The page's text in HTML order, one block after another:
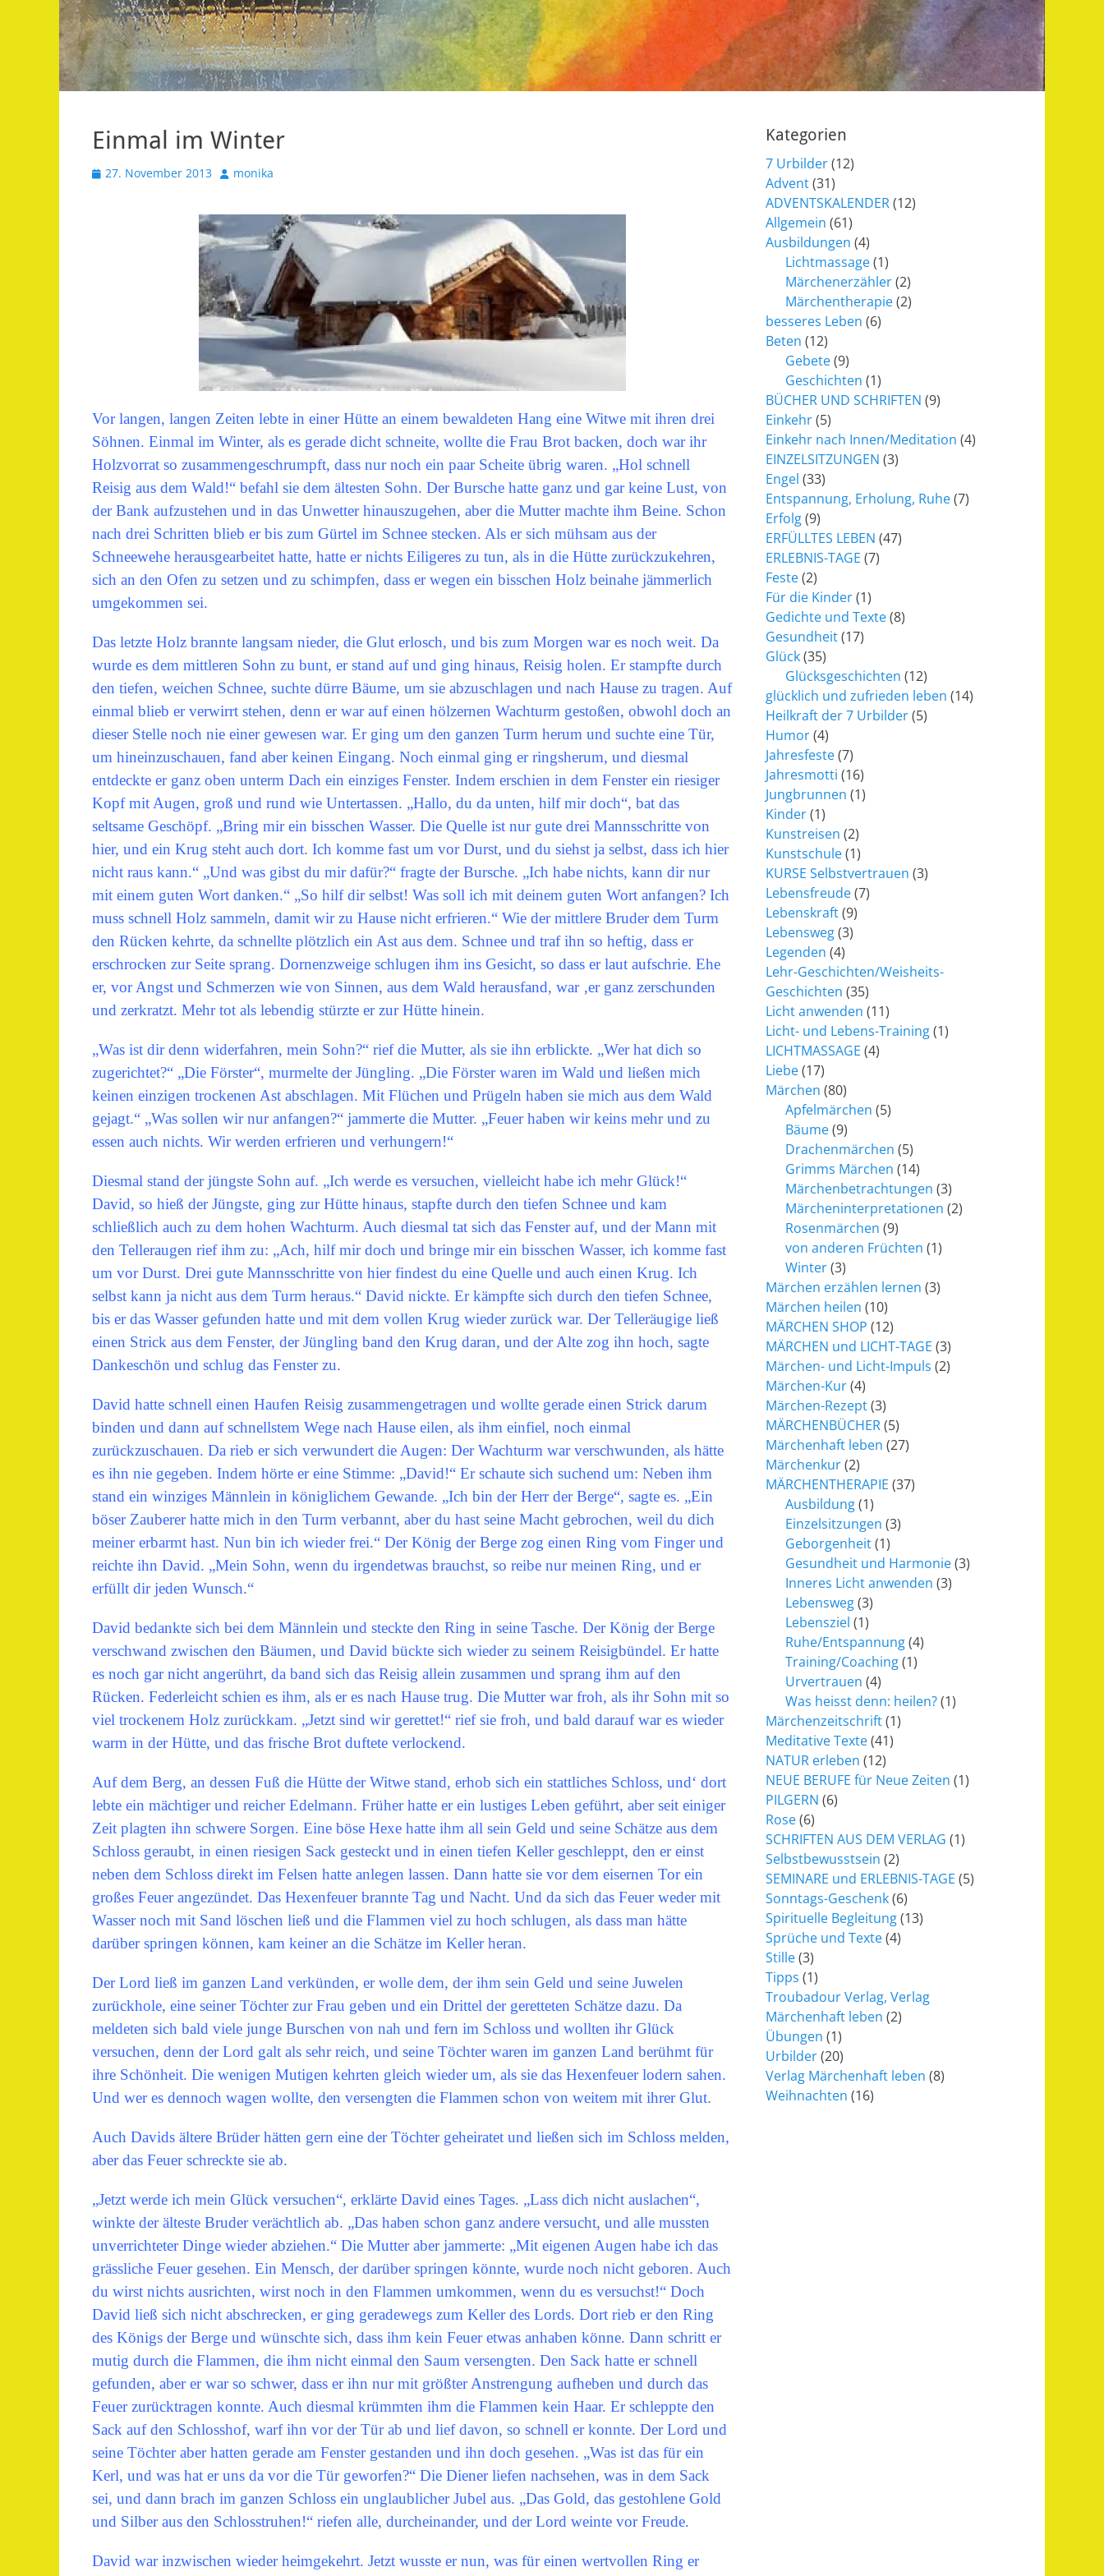
Einmal im Winter
Veröffentlicht
27. November 2013 Autormonika
Vor langen, langen Zeiten lebte in einer Hütte an einem bewaldeten Hang eine Witwe mit ihren drei
Söhnen. Einmal im Winter, als es gerade dicht schneite, wollte die Frau Brot backen, doch war ihr
Holzvorrat so zusammengeschrumpft, dass nur noch ein paar Scheite übrig waren. „Hol schnell
Reisig aus dem Wald!“ befahl sie dem ältesten Sohn. Der Bursche hatte ganz und gar keine Lust, von
der Bank aufzustehen und in das Unwetter hinauszugehen, aber die Mutter machte ihm Beine. Schon
nach drei Schritten blieb er bis zum Gürtel im Schnee stecken. Als er sich mühsam aus der
Schneewehe herausgearbeitet hatte, hatte er nichts Eiligeres zu tun, als in die Hütte zurückzukehren,
sich an den Ofen zu setzen und zu schimpfen, dass er wegen ein bisschen Holz beinahe jämmerlich
umgekommen sei.
Das letzte Holz brannte langsam nieder, die Glut erlosch, und bis zum Morgen war es noch weit. Da
wurde es dem mittleren Sohn zu bunt, er stand auf und ging hinaus, Reisig holen. Er stampfte durch
den tiefen, weichen Schnee, suchte dürre Bäume, um sie abzuschlagen und nach Hause zu tragen. Auf
einmal blieb er verwirrt stehen, denn er war auf einen hölzernen Wachturm gestoßen, obwohl doch an
dieser Stelle noch nie einer gewesen war. Er ging um den ganzen Turm herum und suchte eine Tür,
um hineinzuschauen, fand aber keinen Eingang. Noch einmal ging er ringsherum, und diesmal
entdeckte er ganz oben unterm Dach ein einziges Fenster. Indem erschien in dem Fenster ein riesiger
Kopf mit Augen, groß und rund wie Untertassen. „Hallo, du da unten, hilf mir doch“, bat das
seltsame Geschöpf. „Bring mir ein bisschen Wasser. Die Quelle ist nur gute drei Mannsschritte von
hier, und ein Krug steht auch dort. Ich komme fast um vor Durst, und du siehst ja selbst, dass ich hier
nicht raus kann.“ „Und was gibst du mir dafür?“ fragte der Bursche. „Ich habe nichts, kann dir nur
mit einem guten Wort danken.“ „So hilf dir selbst! Was soll ich mit deinem guten Wort anfangen? Ich
muss schnell Holz sammeln, damit wir zu Hause nicht erfrieren.“ Wie der mittlere Bruder dem Turm
den Rücken kehrte, da schnellte plötzlich ein Ast aus dem. Schnee und traf ihn so heftig, dass er
erschrocken zur Seite sprang. Dornenzweige schlugen ihm ins Gesicht, so dass er laut aufschrie. Ehe
er, vor Angst und Schmerzen wie von Sinnen, aus dem Wald herausfand, war ‚er ganz zerschunden
und zerkratzt. Mehr tot als lebendig stürzte er zur Hütte hinein.
„Was ist dir denn widerfahren, mein Sohn?“ rief die Mutter, als sie ihn erblickte. „Wer hat dich so
zugerichtet?“ „Die Förster“, murmelte der Jüngling. „Die Förster waren im Wald und ließen mich
keinen einzigen trockenen Ast abschlagen. Mit Flüchen und Prügeln haben sie mich aus dem Wald
gejagt.“ „Was sollen wir nur anfangen?“ jammerte die Mutter. „Feuer haben wir keins mehr und zu
essen auch nichts. Wir werden erfrieren und verhungern!“
Diesmal stand der jüngste Sohn auf. „Ich werde es versuchen, vielleicht habe ich mehr Glück!“
David, so hieß der Jüngste, ging zur Hütte hinaus, stapfte durch den tiefen Schnee und kam
schließlich auch zu dem hohen Wachturm. Auch diesmal tat sich das Fenster auf, und der Mann mit
den Telleraugen rief ihm zu: „Ach, hilf mir doch und bringe mir ein bisschen Wasser, ich komme fast
um vor Durst. Drei gute Mannsschritte von hier findest du eine Quelle und auch einen Krug. Ich
selbst kann ja nicht aus dem Turm heraus.“ David nickte. Er kämpfte sich durch den tiefen Schnee,
bis er das Wasser gefunden hatte und mit dem vollen Krug wieder zurück war. Der Telleräugige ließ
einen Strick aus dem Fenster, der Jüngling band den Krug daran, und der Alte zog ihn hoch, sagte
Dankeschön und schlug das Fenster zu.
David hatte schnell einen Haufen Reisig zusammengetragen und wollte gerade einen Strick darum
binden und dann auf schnellstem Wege nach Hause eilen, als ihm einfiel, noch einmal
zurückzuschauen. Da rieb er sich verwundert die Augen: Der Wachturm war verschwunden, als hätte
es ihn nie gegeben. Indem hörte er eine Stimme: „David!“ Er schaute sich suchend um: Neben ihm
stand ein winziges Männlein in königlichem Gewande. „Ich bin der Herr der Berge“, sagte es. „Ein
böser Zauberer hatte mich in den Turm verbannt, aber du hast seine Macht gebrochen, weil du dich
meiner erbarmt hast. Nun bin ich wieder frei.“ Der König der Berge zog einen Ring vom Finger und
reichte ihn David. „Mein Sohn, wenn du irgendetwas brauchst, so reibe nur meinen Ring, und er
erfüllt dir jeden Wunsch.“
David bedankte sich bei dem Männlein und steckte den Ring in seine Tasche. Der König der Berge
verschwand zwischen den Bäumen, und David bückte sich wieder zu seinem Reisigbündel. Er hatte
es noch gar nicht angerührt, da band sich das Reisig allein zusammen und sprang ihm auf den
Rücken. Federleicht schien es ihm, als er es nach Hause trug. Die Mutter war froh, als ihr Sohn mit so
viel trockenem Holz zurückkam. „Jetzt sind wir gerettet!“ rief sie froh, und bald darauf war es wieder
warm in der Hütte, und das frische Brot duftete verlockend.
Auf dem Berg, an dessen Fuß die Hütte der Witwe stand, erhob sich ein stattliches Schloss, und‘ dort
lebte ein mächtiger und reicher Edelmann. Früher hatte er ein lustiges Leben geführt, aber seit einiger
Zeit plagten ihn schwere Sorgen. Eine böse Hexe hatte ihm all sein Geld und seine Schätze aus dem
Schloss geraubt, in einen riesigen Sack gesteckt und in einen tiefen Keller geschleppt, den er einst
neben dem Schloss direkt im Felsen hatte anlegen lassen. Dann hatte sie vor dem eisernen Tor ein
großes Feuer angezündet. Das Hexenfeuer brannte Tag und Nacht. Und da sich das Feuer weder mit
Wasser noch mit Sand löschen ließ und die Flammen viel zu hoch schlugen, als dass man hätte
darüber springen können, kam keiner an die Schätze im Keller heran.
Der Lord ließ im ganzen Land verkünden, er wolle dem, der ihm sein Geld und seine Juwelen
zurückhole, eine seiner Töchter zur Frau geben und ein Drittel der geretteten Schätze dazu. Da
meldeten sich bald viele junge Burschen von nah und fern im Schloss und wollten ihr Glück
versuchen, denn der Lord galt als sehr reich, und seine Töchter waren im ganzen Land berühmt für
ihre Schönheit. Die wenigen Mutigen kehrten gleich wieder um, als sie das Hexenfeuer lodern sahen.
Und wer es dennoch wagen wollte, den versengten die Flammen schon von weitem mit ihrer Glut.
Auch Davids ältere Brüder hätten gern eine der Töchter geheiratet und ließen sich im Schloss melden,
aber das Feuer schreckte sie ab.
„Jetzt werde ich mein Glück versuchen“, erklärte David eines Tages. „Lass dich nicht auslachen“,
winkte der älteste Bruder verächtlich ab. „Das haben schon ganz andere versucht, und alle mussten
unverrichteter Dinge wieder abziehen.“ Die Mutter aber jammerte: „Mit eigenen Augen habe ich das
grässliche Feuer gesehen. Ein Mensch, der darüber springen könnte, wurde noch nicht geboren. Auch
du wirst nichts ausrichten, wirst noch in den Flammen umkommen, wenn du es versuchst!“ Doch
David ließ sich nicht abschrecken, er ging geradewegs zum Keller des Lords. Dort rieb er den Ring
des Königs der Berge und wünschte sich, dass ihm kein Feuer etwas anhaben könne. Dann schritt er
mutig durch die Flammen, die ihm nicht einmal den Saum versengten. Den Sack hatte er schnell
gefunden, aber er war so schwer, dass er ihn nur mit größter Anstrengung aufheben und durch das
Feuer zurücktragen konnte. Auch diesmal krümmten ihm die Flammen kein Haar. Er schleppte den
Sack auf den Schlosshof, warf ihn vor der Tür ab und lief davon, so schnell er konnte. Der Lord und
seine Töchter aber hatten gerade am Fenster gestanden und ihn doch gesehen. „Was ist das für ein
Kerl, und was hat er uns da vor die Tür geworfen?“ Die Diener liefen nachsehen, was in dem Sack
sei, und dann brach im ganzen Schloss ein unglaublicher Jubel aus. „Das Gold, das gestohlene Gold
und Silber aus den Schlosstruhen!“ riefen alle, durcheinander, und der Lord weinte vor Freude.
David war inzwischen wieder heimgekehrt. Jetzt wusste er nun, was für einen wertvollen Ring er
Kategorien
7 Urbilder(12)
Advent(31)
ADVENTSKALENDER(12)
Allgemein (61)
Ausbildungen (4)
Lichtmassage(1)
Märchenerzähler(2)
Märchentherapie(2)
besseres Leben (6)
Beten (12)
Gebete(9)
Geschichten (1)
BÜCHER UND SCHRIFTEN (9)
Einkehr(5)
Einkehr nach Innen/Meditation (4)
EINZELSITZUNGEN (3)
Engel (33)
Entspannung, Erholung, Ruhe(7)
Erfolg(9)
ERFÜLLTES LEBEN (47)
ERLEBNIS-TAGE (7)
Feste(2)
Für die Kinder(1)
Gedichte und Texte(8)
Gesundheit(17)
Glück(35)
Glücksgeschichten (12)
glücklich und zufrieden leben (14)
Heilkraft der 7 Urbilder(5)
Humor(4)
Jahresfeste(7)
Jahresmotti (16)
Jungbrunnen (1)
Kinder(1)
Kunstreisen (2)
Kunstschule(1)
KURSE Selbstvertrauen (3)
Lebensfreude(7)
Lebenskraft(9)
Lebensweg(3)
Legenden (4)
Lehr-Geschichten/Weisheits-
Geschichten (35)
Licht anwenden (11)
Licht- und Lebens-Training(1)
LICHTMASSAGE (4)
Liebe(17)
Märchen (80)
Apfelmärchen (5)
Bäume(9)
Drachenmärchen (5)
Grimms Märchen (14)
Märchenbetrachtungen (3)
Märcheninterpretationen (2)
Rosenmärchen (9)
von anderen Früchten (1)
Winter(3)
Märchen erzählen lernen (3)
Märchen heilen (10)
MÄRCHEN SHOP (12)
MÄRCHEN und LICHT-TAGE (3)
Märchen- und Licht-Impuls (2)
Märchen-Kur(4)
Märchen-Rezept(3)
MÄRCHENBÜCHER(5)
Märchenhaft leben (27)
Märchenkur(2)
MÄRCHENTHERAPIE (37)
Ausbildung(1)
Einzelsitzungen (3)
Geborgenheit(1)
Gesundheit und Harmonie(3)
Inneres Licht anwenden (3)
Lebensweg(3)
Lebensziel (1)
Ruhe/Entspannung(4)
Training/Coaching(1)
Urvertrauen (4)
Was heisst denn: heilen?(1)
Märchenzeitschrift(1)
Meditative Texte(41)
NATUR erleben (12)
NEUE BERUFE für Neue Zeiten (1)
PILGERN (6)
Rose(6)
SCHRIFTEN AUS DEM VERLAG (1)
Selbstbewusstsein (2)
SEMINARE und ERLEBNIS-TAGE (5)
Sonntags-Geschenk(6)
Spirituelle Begleitung(13)
Sprüche und Texte(4)
Stille(3)
Tipps (1)
Troubadour Verlag, Verlag
Märchenhaft leben (2)
Übungen (1)
Urbilder(20)
Verlag Märchenhaft leben (8)
Weihnachten (16)